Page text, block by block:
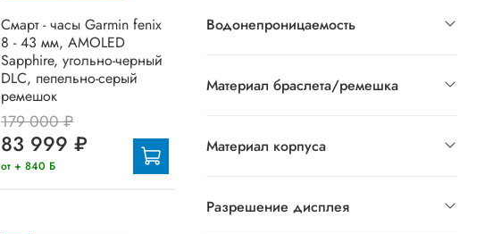
Смарт - часы Garmin fenix
8 - 43 мм, AMOLED
Sapphire, угольно-черный
DLC, пепельно-серый
ремешок
179 000 ₽
83 999 ₽
от + 840 Б
Водонепроницаемость
Материал браслета/ремешка
Материал корпуса
Разрешение дисплея